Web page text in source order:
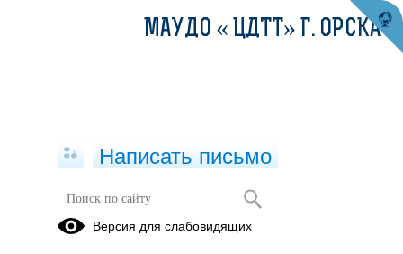
Директор
МАУДО « ЦДТТ» Г. ОРСКА
Написать письмо
Версия для слабовидящих